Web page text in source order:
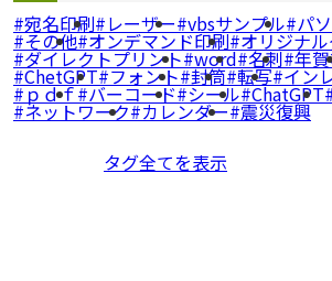
宛名印刷 レーザー vbsサンプル パ
その他 オンデマンド印刷 オリジナ
ダイレクトプリント word 名刺 年
ChetGPT フォント 封筒 転写 イン
ｐｄｆ バーコード シール ChatGPT
ネットワーク カレンダー 震災復興
タグ全てを表示